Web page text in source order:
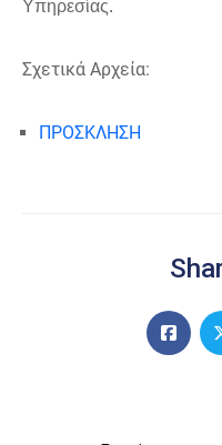
Υπηρεσίας.
Σχετικά Αρχεία:
ΠΡΟΣΚΛΗΣΗ